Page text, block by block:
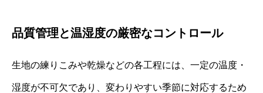
品質管理と温湿度の厳密なコントロール
生地の練りこみや乾燥などの各工程には、一定の温度・
湿度が不可欠であり、変わりやすい季節に対応するため